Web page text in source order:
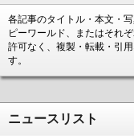
各記事のタイトル・本文・
ピーワールド、またはそれ
許可なく、複製・転載・引
す。
ニュースリスト